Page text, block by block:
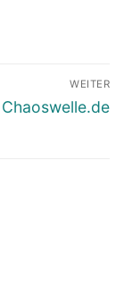
WEITER
Nächster
Chaoswelle.de